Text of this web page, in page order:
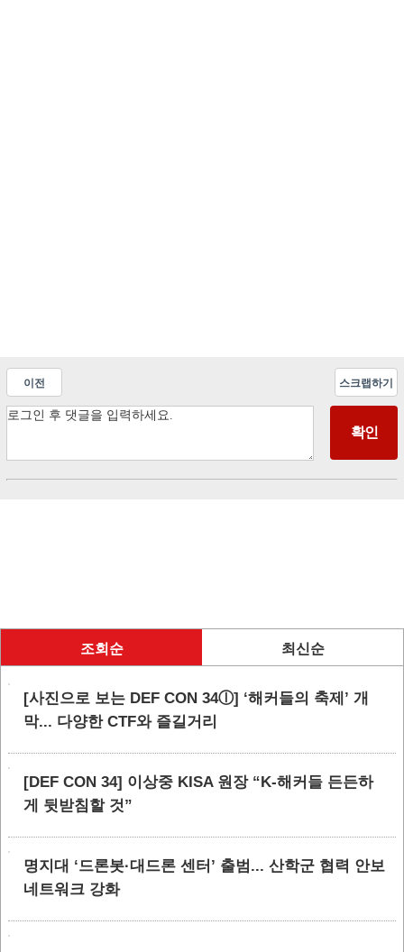
이전 스크랩하기
조회순 최신순
[사진으로 보는 DEF CON 34ⓛ] ‘해커들의 축제’ 개
막... 다양한 CTF와 즐길거리
[DEF CON 34] 이상중 KISA 원장 “K-해커들 든든하
게 뒷받침할 것”
명지대 ‘드론봇·대드론 센터’ 출범... 산학군 협력 안보
네트워크 강화